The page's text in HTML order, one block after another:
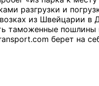
разгрузки и
из Швейцарии в
таможенные пошлины
берет на